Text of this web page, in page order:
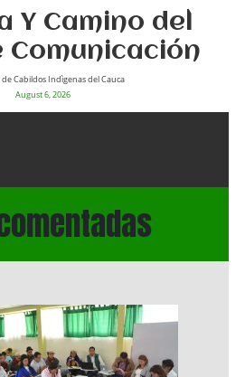
Y Camino del
Comunicación
de Cabildos Indìgenas del Cauca
August 6, 2026